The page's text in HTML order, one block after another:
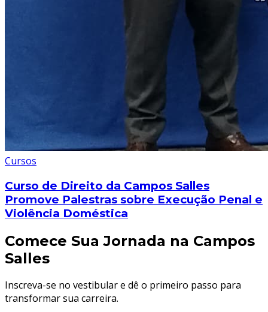
Cursos
Curso de Direito da Campos Salles
Promove Palestras sobre Execução Penal e
Violência Doméstica
Comece Sua Jornada na Campos
Salles
Inscreva-se no vestibular e dê o primeiro passo para
transformar sua carreira.